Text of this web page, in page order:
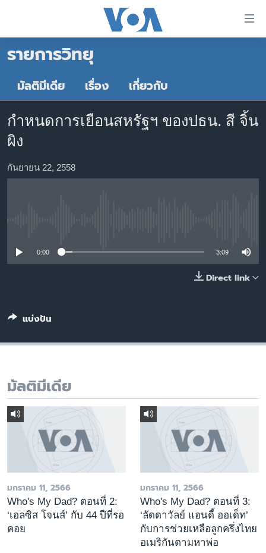
ต่อ
เนื้อหา
หลัก
ข้าม
ไป
หลัก
ค้นหา
หน้าหลัก
โลก
เอเชีย
สหรัฐฯ
ไทย
ธุรกิจ
ตรวจสอบข่าว
เลือกภาษา
รายการวิทยุ
มัลติมีเดีย เรื่อง เกี่ยวกับ
กำหนดการเยือนสหรัฐฯ ของปธน. สี จิ้น
ผิง
กันยายน 22, 2558
0:00 3:09
Direct link
แบ่งปัน
มัลติมีเดีย
มกราคม 11, 2566
Who's My Dad? ตอนที่ 2:
‘เอลซิส โจนส์’ กับ 44 ปีที่รอ
คอย
มกราคม 11, 2566
Who's My Dad? ตอนที่ 3:
‘ลัดดาวัลย์ แอนดี้ ออเด็ท’
กับการช่วยเหลือลูกครึ่งไทย
อเมริกันตามหาพ่อ